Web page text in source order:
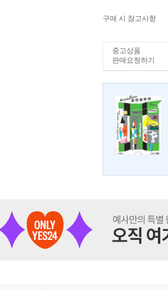
구매 시 참고사항
중고상품
판매요청하기